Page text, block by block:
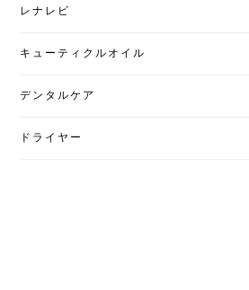
レナレビ
キューティクルオイル
デンタルケア
ドライヤー